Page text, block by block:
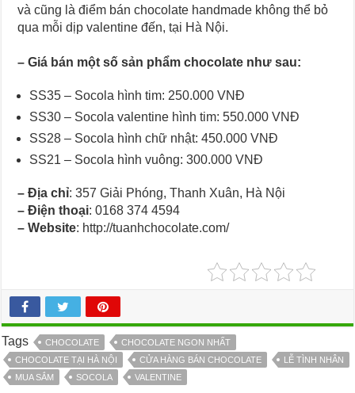
và cũng là điểm bán chocolate handmade không thể bỏ
qua mỗi dịp valentine đến, tại Hà Nội.
– Giá bán một sốsản phẩm chocolate như sau:
SS35 – Socola hình tim: 250.000 VNĐ
SS30 – Socola valentine hình tim: 550.000 VNĐ
SS28 – Socola hình chữ nhật: 450.000 VNĐ
SS21 – Socola hình vuông: 300.000 VNĐ
–Địa chỉ: 357 Giải Phóng, Thanh Xuân, Hà Nội
–Điện thoại: 0168 374 4594
–Website: http://tuanhchocolate.com/
Tags CHOCOLATE
CHOCOLATE NGON NHẤT
CHOCOLATE TẠI HÀ NỘI
CỬA HÀNG BÁN CHOCOLATE
LỄ TÌNH NHÂN
MUA SẮM
SOCOLA VALENTINE